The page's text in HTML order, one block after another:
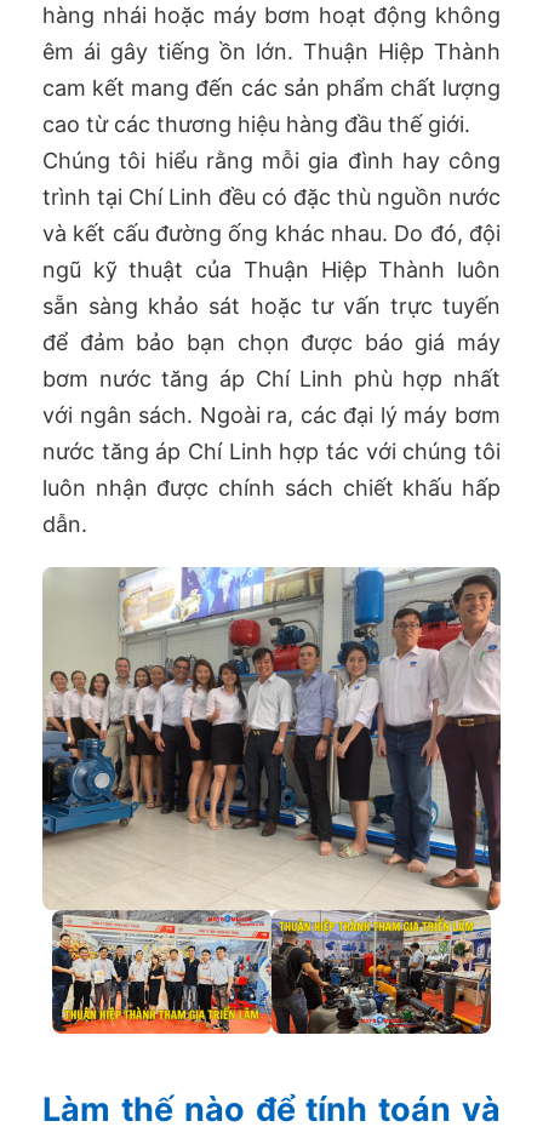
hàng nhái hoặc máy bơm hoạt động không
êm ái gây tiếng ồn lớn. Thuận Hiệp Thành
cam kết mang đến các sản phẩm chất lượng
cao từ các thương hiệu hàng đầu thế giới.
Chúng tôi hiểu rằng mỗi gia đình hay công
trình tại Chí Linh đều có đặc thù nguồn nước
và kết cấu đường ống khác nhau. Do đó, đội
ngũ kỹ thuật của Thuận Hiệp Thành luôn
sẵn sàng khảo sát hoặc tư vấn trực tuyến
để đảm bảo bạn chọn được báo giá máy
bơm nước tăng áp Chí Linh phù hợp nhất
với ngân sách. Ngoài ra, các đại lý máy bơm
nước tăng áp Chí Linh hợp tác với chúng tôi
luôn nhận được chính sách chiết khấu hấp
dẫn.
Làm thế nào để tính toán và